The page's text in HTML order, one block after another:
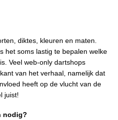
diktes, kleuren en maten.
het soms lastig te bepalen welke
Veel web-only dartshops
van het verhaal, namelijk dat
heeft op de vlucht van de
juist!
nodig?